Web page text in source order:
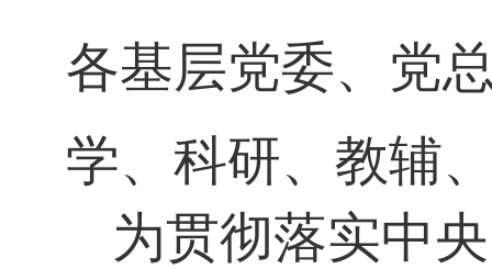
各基层党委、党
学、科研、教辅
为贯彻落实中